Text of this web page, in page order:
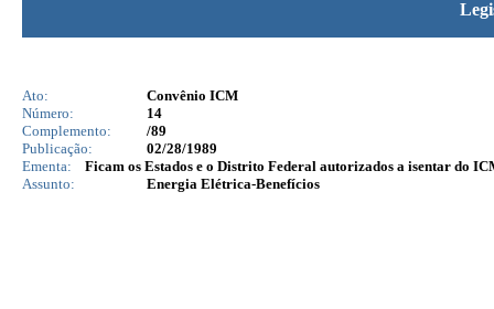
Ato:
Convênio ICM
Número:
14
Complemento:
/89
Publicação:
02/28/1989
Ementa:
Ficam os Estados e o Distrito Federal autorizados a isentar do
Assunto:
Energia Elétrica-Benefícios